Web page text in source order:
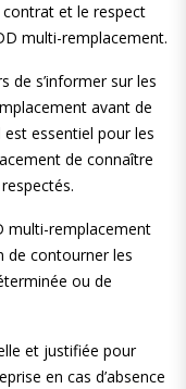
et le respect
multi-remplacement.
de s’informer sur les
avant de
essentiel pour les
de connaître
multi-remplacement
de contourner les
ou de
et justifiée pour
en cas d’absence